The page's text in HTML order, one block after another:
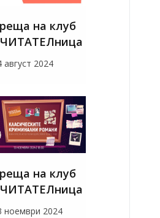
на клуб
август 2024
на клуб
ноември 2024